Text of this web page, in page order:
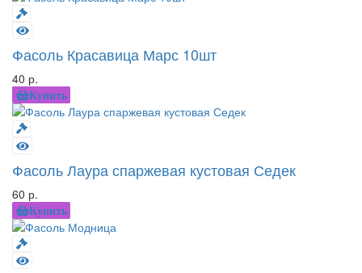
Фасоль Красавица Марс 10шт
40 р.
Купить
Фасоль Лаура спаржевая кустовая Седек
60 р.
Купить